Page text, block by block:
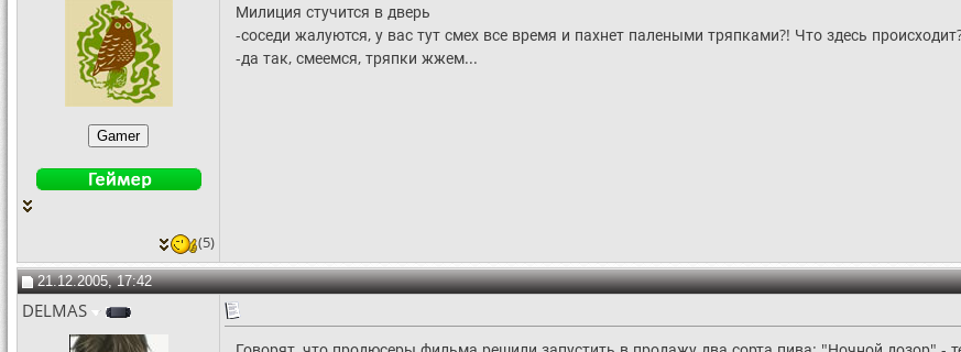
Милиция стучится в дверь
-соседи жалуются, у вас тут смех все время и пахнет палеными тряпками?! Что здесь
-да так, смеемся, тряпки жжем...
(5)
21.12.2005, 17:42
DELMAS